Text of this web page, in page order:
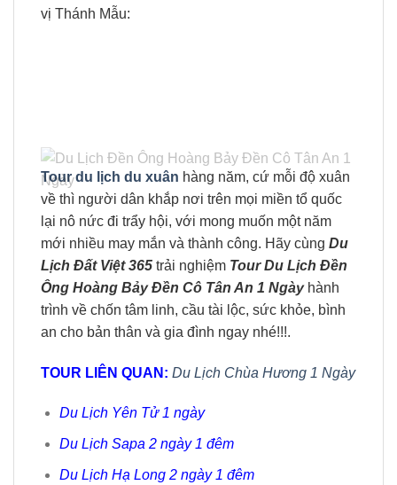
vị Thánh Mẫu:
Tour du lịch du xuân hàng năm, cứ mỗi độ xuân
về thì người dân khắp nơi trên mọi miền tổ quốc
lại nô nức đi trẩy hội, với mong muốn một năm
mới nhiều may mắn và thành công. Hãy cùng Du
Lịch Đất Việt 365 trải nghiệm Tour Du Lịch Đền
Ông Hoàng Bảy Đền Cô Tân An 1 Ngàyhành
trình về chốn tâm linh, cầu tài lộc, sức khỏe, bình
an cho bản thân và gia đình ngay nhé!!!.
TOUR LIÊN QUAN: Du Lịch Chùa Hương 1 Ngày
Du Lịch Yên Tử 1 ngày
Du Lịch Sapa 2 ngày 1 đêm
Du Lịch Hạ Long 2 ngày 1 đêm